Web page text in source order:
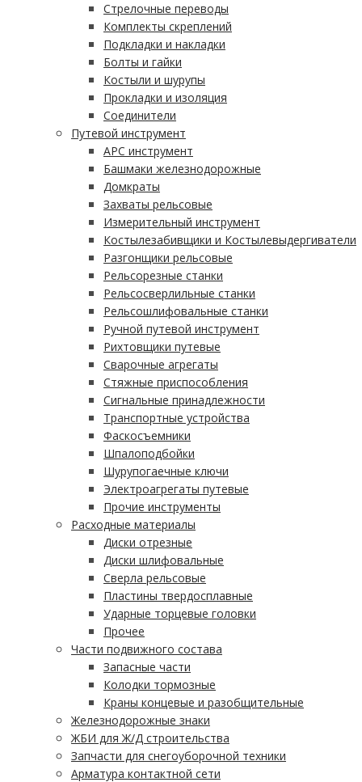
Стрелочные переводы
Комплекты скреплений
Подкладки и накладки
Болты и гайки
Костыли и шурупы
Прокладки и изоляция
Соединители
Путевой инструмент
АРС инструмент
Башмаки железнодорожные
Домкраты
Захваты рельсовые
Измерительный инструмент
Костылезабивщики и Костылевыдергиватели
Разгонщики рельсовые
Рельсорезные станки
Рельсосверлильные станки
Рельсошлифовальные станки
Ручной путевой инструмент
Рихтовщики путевые
Сварочные агрегаты
Стяжные приспособления
Сигнальные принадлежности
Транспортные устройства
Фаскосъемники
Шпалоподбойки
Шурупогаечные ключи
Электроагрегаты путевые
Прочие инструменты
Расходные материалы
Диски отрезные
Диски шлифовальные
Сверла рельсовые
Пластины твердосплавные
Ударные торцевые головки
Прочее
Части подвижного состава
Запасные части
Колодки тормозные
Краны концевые и разобщительные
Железнодорожные знаки
ЖБИ для Ж/Д строительства
Запчасти для снегоуборочной техники
Арматура контактной сети